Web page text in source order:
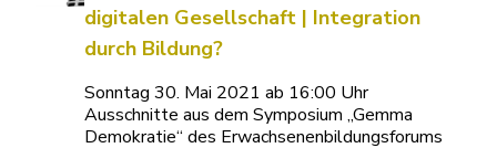
digitalen Gesellschaft | Integration
durch Bildung?
Sonntag 30. Mai 2021 ab 16:00 Uhr
Ausschnitte aus dem Symposium „Gemma
Demokratie“ des Erwachsenenbildungsforums